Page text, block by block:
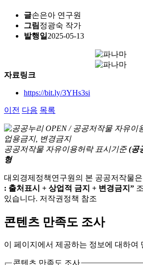
글손은아 연구원
그림정광숙 작가
발행일 2025-05-13
자료링크
https://bit.ly/3YHs3si
이전 다음 목록
공공저작물 자유이용허락 표시기준 (공
형
대외경제정책연구원의 본 공공저작물은
: 출처표시 + 상업적 금지 + 변경금지”
있습니다. 저작권정책 참조
콘텐츠 만족도 조사
이 페이지에서 제공하는 정보에 대하여
콘텐츠 만족도 조사